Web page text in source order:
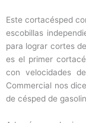
Este cortacésped
escobillas
para lograr cortes
es el primer
con velocidades
Commercial nos
de césped de